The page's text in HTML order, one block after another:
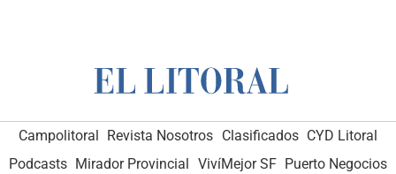
Campolitoral Revista Nosotros Clasificados CYD Litoral
Podcasts Mirador Provincial VivíMejor SF Puerto Negocios